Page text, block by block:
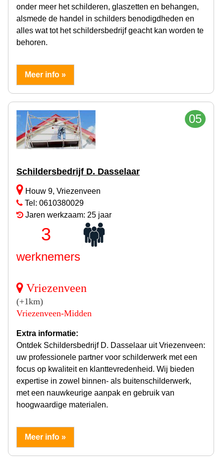
onder meer het schilderen, glaszetten en behangen,
alsmede de handel in schilders benodigdheden en
alles wat tot het schildersbedrijf geacht kan worden te
behoren.
Meer info »
05
Schildersbedrijf D. Dasselaar
Houw 9, Vriezenveen
Tel: 0610380029
Jaren werkzaam: 25 jaar
3
werknemers
Vriezenveen
(+1km)
Vriezenveen-Midden
Extra informatie:
Ontdek Schildersbedrijf D. Dasselaar uit Vriezenveen:
uw professionele partner voor schilderwerk met een
focus op kwaliteit en klanttevredenheid. Wij bieden
expertise in zowel binnen- als buitenschilderwerk,
met een nauwkeurige aanpak en gebruik van
hoogwaardige materialen.
Meer info »